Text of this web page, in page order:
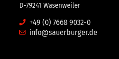
D-79241 Wasenweiler
+49 (0) 7668 9032-0
info@sauerburger.de